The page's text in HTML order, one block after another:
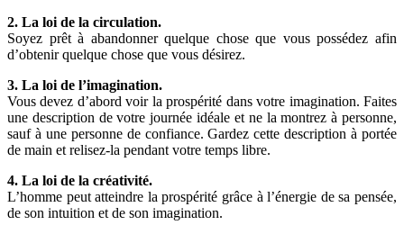
2. La loi de la circulation.
Soyez prêt à abandonner quelque chose que vous possédez afin
d’obtenir quelque chose que vous désirez.
3. La loi de l’imagination.
Vous devez d’abord voir la prospérité dans votre imagination. Faites
une description de votre journée idéale et ne la montrez à personne,
sauf à une personne de confiance. Gardez cette description à portée
de main et relisez-la pendant votre temps libre.
4. La loi de la créativité.
L’homme peut atteindre la prospérité grâce à l’énergie de sa pensée,
de son intuition et de son imagination.